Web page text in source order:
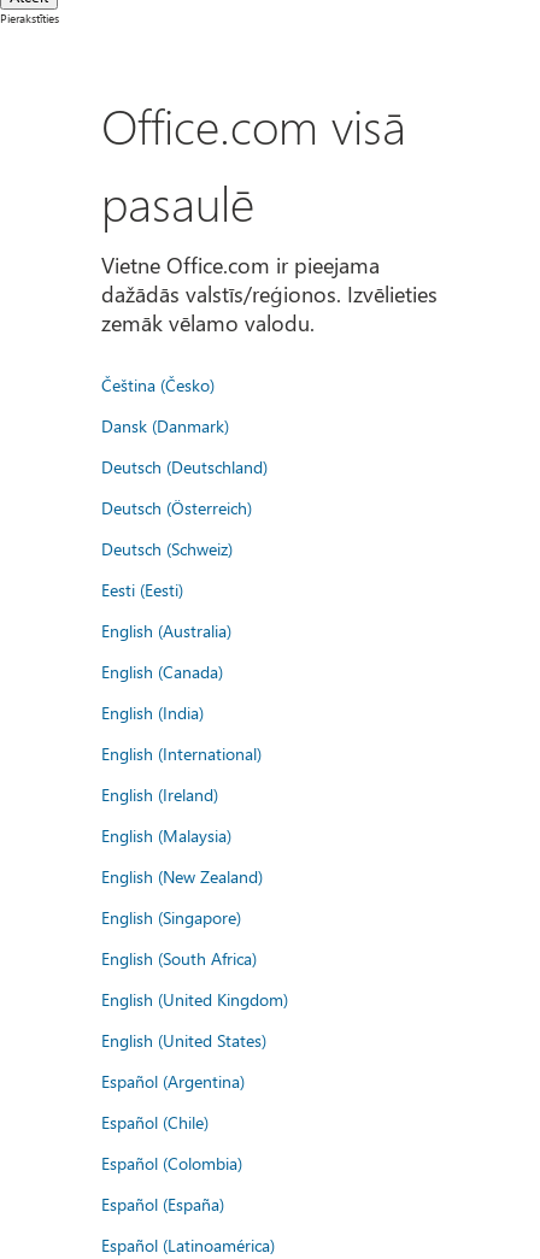
Pierakstīties
Office.com visā
pasaulē
Vietne Office.com ir pieejama
dažādās valstīs/reģionos. Izvēlieties
zemāk vēlamo valodu.
Čeština (Česko)
Dansk (Danmark)
Deutsch (Deutschland)
Deutsch (Österreich)
Deutsch (Schweiz)
Eesti (Eesti)
English (Australia)
English (Canada)
English (India)
English (International)
English (Ireland)
English (Malaysia)
English (New Zealand)
English (Singapore)
English (South Africa)
English (United Kingdom)
English (United States)
Español (Argentina)
Español (Chile)
Español (Colombia)
Español (España)
Español (Latinoamérica)